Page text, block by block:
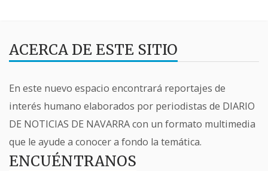
ACERCA DE ESTE SITIO
En este nuevo espacio encontrará reportajes de
interés humano elaborados por periodistas de DIARIO
DE NOTICIAS DE NAVARRA con un formato multimedia
que le ayude a conocer a fondo la temática.
ENCUÉNTRANOS